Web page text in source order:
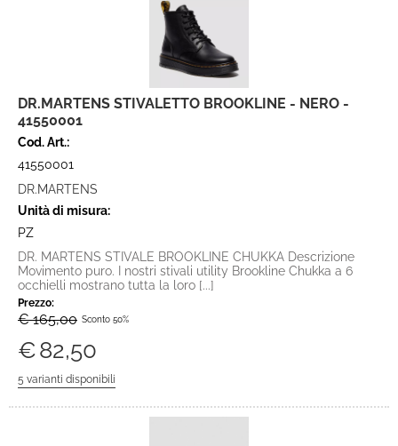
DR.MARTENS STIVALETTO BROOKLINE - NERO -
41550001
Cod. Art.:
41550001
DR.MARTENS
Unità di misura:
PZ
DR. MARTENS STIVALE BROOKLINE CHUKKA Descrizione
Movimento puro. I nostri stivali utility Brookline Chukka a 6
occhielli mostrano tutta la loro [...]
Prezzo:
€ 165,00 Sconto 50%
€82,50